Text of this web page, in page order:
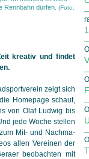
Rennbahn dürfen. (Foto:
kreativ und findet
zeigt sich
Homepage schaut,
von Olaf Ludwig bis
jede Woche stellen
Mit- und Nach­ma­
allen Vereinen der
beobachten mit